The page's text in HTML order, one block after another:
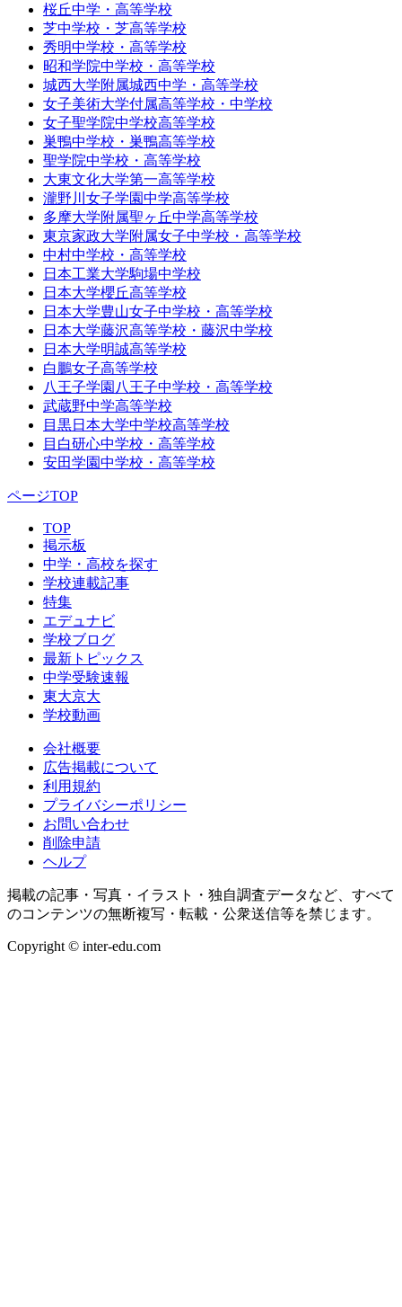
桜丘中学・高等学校
芝中学校・芝高等学校
秀明中学校・高等学校
昭和学院中学校・高等学校
城西大学附属城西中学・高等学校
女子美術大学付属高等学校・中学校
女子聖学院中学校高等学校
巣鴨中学校・巣鴨高等学校
聖学院中学校・高等学校
大東文化大学第一高等学校
瀧野川女子学園中学高等学校
多摩大学附属聖ヶ丘中学高等学校
東京家政大学附属女子中学校・高等学校
中村中学校・高等学校
日本工業大学駒場中学校
日本大学櫻丘高等学校
日本大学豊山女子中学校・高等学校
日本大学藤沢高等学校・藤沢中学校
日本大学明誠高等学校
白鵬女子高等学校
八王子学園八王子中学校・高等学校
武蔵野中学高等学校
目黒日本大学中学校高等学校
目白研心中学校・高等学校
安田学園中学校・高等学校
ページTOP
TOP
掲示板
中学・高校を探す
学校連載記事
特集
エデュナビ
学校ブログ
最新トピックス
中学受験速報
東大京大
学校動画
会社概要
広告掲載について
利用規約
プライバシーポリシー
お問い合わせ
削除申請
ヘルプ
掲載の記事・写真・イラスト・独自調査データなど、すべて
のコンテンツの無断複写・転載・公衆送信等を禁じます。
Copyright © inter-edu.com